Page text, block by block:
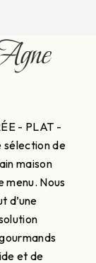
- PLAT -
sélection de
maison
menu. Nous
d’une
et de